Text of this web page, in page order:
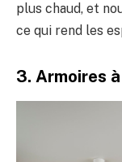
plus chaud, et
ce qui rend les
3. Armoires